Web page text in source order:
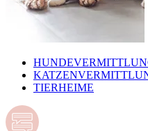
TIERHEIME